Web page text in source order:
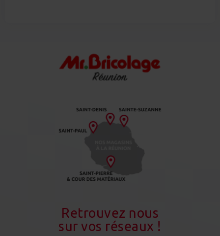
Retrouvez nous
sur vos réseaux !